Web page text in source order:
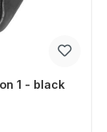
1 - black